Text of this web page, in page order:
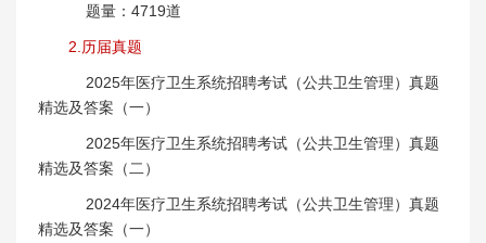
题量：4719道
2.历届真题
2025年医疗卫生系统招聘考试（公共卫生管理）真题
精选及答案（一）
2025年医疗卫生系统招聘考试（公共卫生管理）真题
精选及答案（二）
2024年医疗卫生系统招聘考试（公共卫生管理）真题
精选及答案（一）